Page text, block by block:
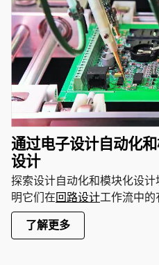
通过电子设计自动化
设计
探索设计自动化和模块化设
明它们在回路设计工作流中的
了解更多